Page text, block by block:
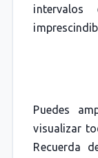
Puedes
visualizar
Recuerda